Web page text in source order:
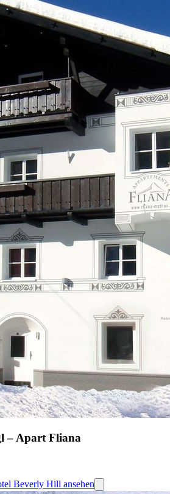
– Apart Fliana
Beverly Hill ansehen